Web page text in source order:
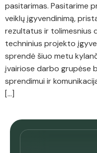
pasitarimas. Pasitarime
veiklų įgyvendinimą,
rezultatus ir tolimesnius
techninius projekto
sprendė šiuo metu
įvairiose darbo grupėse
sprendimui ir
[…]